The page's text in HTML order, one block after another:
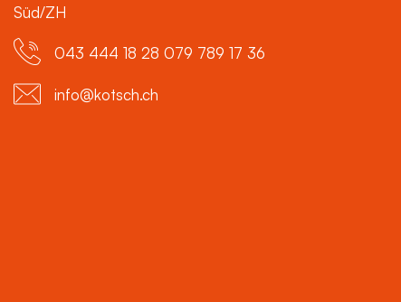
Süd/ZH
043 444 18 28 079 789 17 36
info@kotsch.ch